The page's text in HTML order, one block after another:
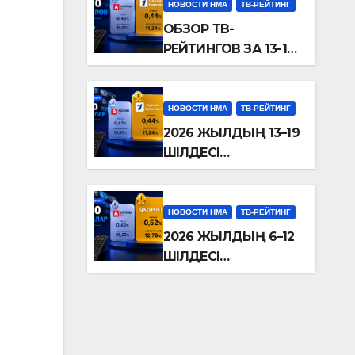
НОВОСТИ НМА ТВ-РЕЙТИНГ
ОБЗОР ТВ-
РЕЙТИНГОВ ЗА 13-19
ИЮЛЯ 2026 ГОДА
НОВОСТИ НМА ТВ-РЕЙТИНГ
2026 ЖЫЛДЫҢ 13–19
ШІЛДЕСІ
АРАЛЫҒЫНДАҒЫ
ТЕЛЕДИДАР
РЕЙТИНГТЕРІНЕ
ШОЛУ
НОВОСТИ НМА ТВ-РЕЙТИНГ
2026 ЖЫЛДЫҢ 6–12
ШІЛДЕСІ
АРАЛЫҒЫНДАҒЫ